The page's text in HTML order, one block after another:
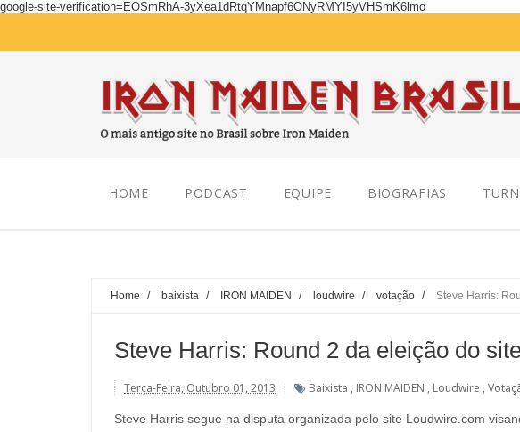
google-site-verification=EOSmRhA-3yXea1dRtqYMnapf6ONyRMYI5yVHSmK6lmo
HOME PODCAST EQUIPE BIOGRAFIAS
Home / baixista / IRON MAIDEN / loudwire / votação / Steve Harris:
Steve Harris: Round 2 da eleição do
Terça-Feira, Outubro 01, 2013 Baixista , IRON MAIDEN , Loudwire ,
Steve Harris segue na disputa organizada pelo site Loudwire.com